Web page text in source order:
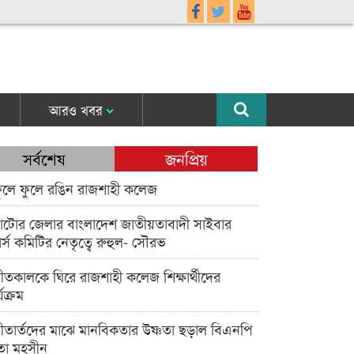
আরও খবর
সর্বশেষ জনপ্রিয়
ফুলে রঙিন রাজশাহী কলেজ
জেলার বাংলাদেশ জাতীয়তাবাদী সাইবার
কমিটির নেতৃত্বে রুহুল- সৌরভ
ঘিরে রাজশাহী কলেজ শিক্ষার্থীদের
মাঝে মানবিকতার উষ্ণতা ছড়াল বিএনপি
মহসীন